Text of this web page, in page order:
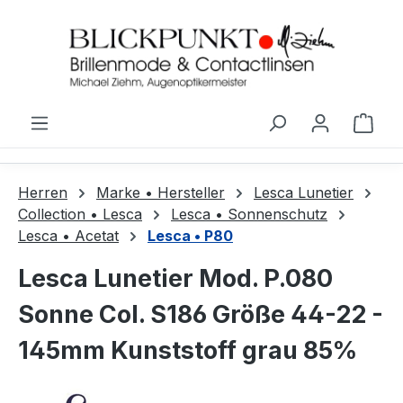
Herren Marke • Hersteller
Lesca Lunetier
Collection • Lesca
Lesca • Sonnenschutz
Lesca • Acetat
Lesca • P80
Lesca Lunetier Mod. P.080
Sonne Col. S186 Größe 44-22 -
145mm Kunststoff grau 85%